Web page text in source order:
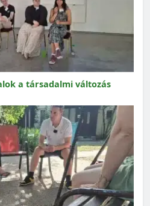
a társadalmi változás